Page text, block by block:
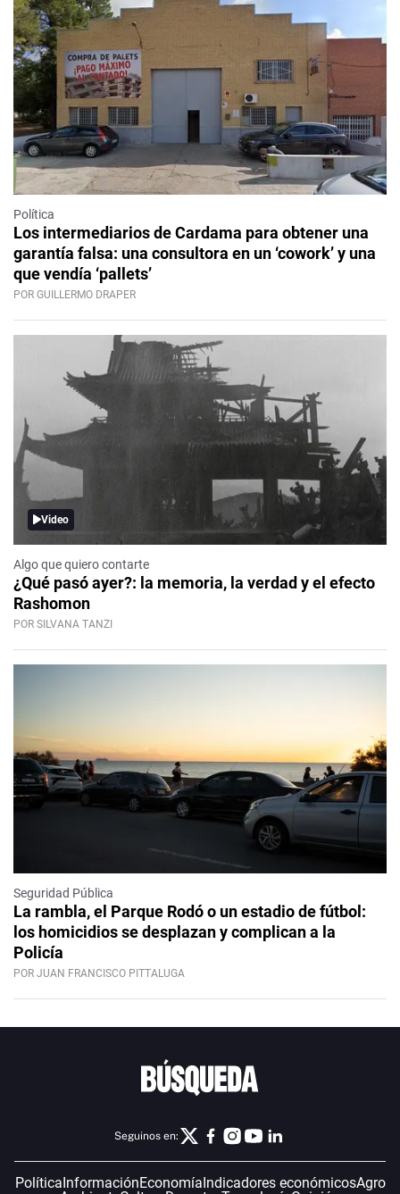
Política
Los intermediarios de Cardama para obtener una
garantía falsa: una consultora en un ‘cowork’ y una
que vendía ‘pallets’
POR GUILLERMO DRAPER
Video
Algo que quiero contarte
¿Qué pasó ayer?: la memoria, la verdad y el efecto
Rashomon
POR SILVANA TANZI
Seguridad Pública
La rambla, el Parque Rodó o un estadio de fútbol:
los homicidios se desplazan y complican a la
Policía
POR JUAN FRANCISCO PITTALUGA
Seguinos en:
Política InformaciónEconomía Indicadores económicosAgro